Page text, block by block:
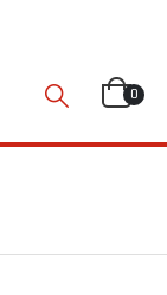
0